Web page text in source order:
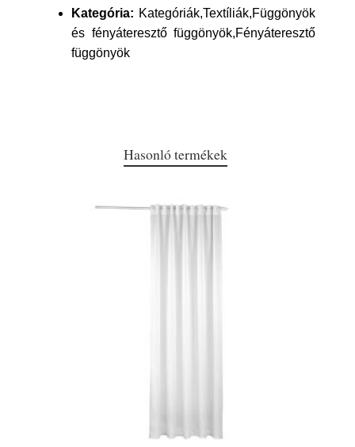
Kategória: Kategóriák,Textíliák,Függönyök
és fényáteresztő függönyök,Fényáteresztő
függönyök
Hasonló termékek